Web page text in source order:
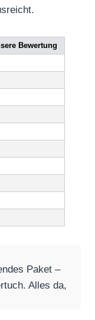
Bewertung
Paket –
Alles da,